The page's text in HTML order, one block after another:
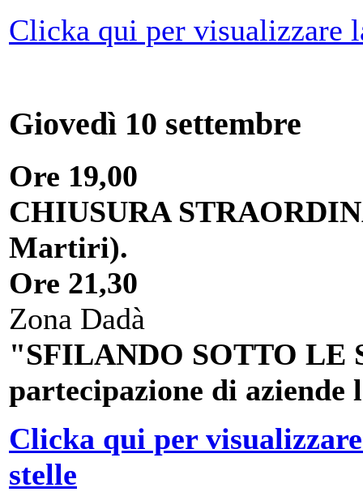
Clicka qui per visualizzare
Giovedì 10 settembre
Ore 19,00
CHIUSURA
Martiri).
Ore 21,30
Zona Dadà
"SFILANDO SOTTO LE
partecipazione di aziende
Clicka qui per
stelle